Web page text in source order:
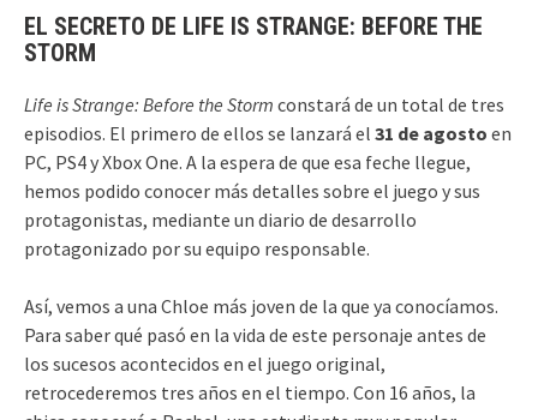
EL SECRETO DE LIFE IS STRANGE: BEFORE THE
STORM
Life is Strange: Before the Storm constará de un total de tres
episodios. El primero de ellos se lanzará el 31 de agosto en
PC, PS4 y Xbox One. A la espera de que esa feche llegue,
hemos podido conocer más detalles sobre el juego y sus
protagonistas, mediante un diario de desarrollo
protagonizado por su equipo responsable.
Así, vemos a una Chloe más joven de la que ya conocíamos.
Para saber qué pasó en la vida de este personaje antes de
los sucesos acontecidos en el juego original,
retrocederemos tres años en el tiempo. Con 16 años, la